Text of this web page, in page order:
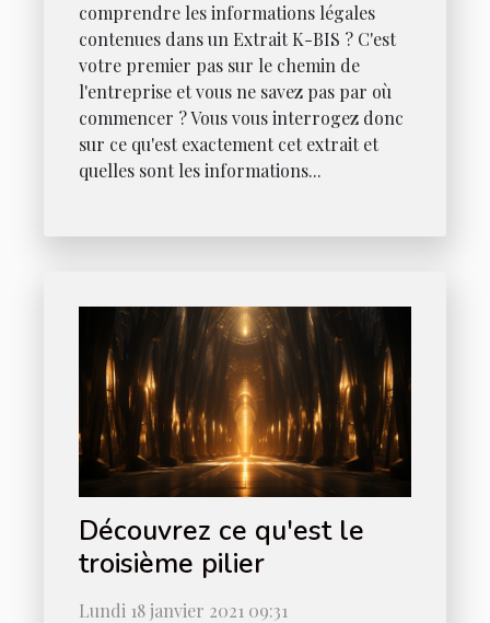
comprendre les informations légales
contenues dans un Extrait K-BIS ? C'est
votre premier pas sur le chemin de
l'entreprise et vous ne savez pas par où
commencer ? Vous vous interrogez donc
sur ce qu'est exactement cet extrait et
quelles sont les informations...
Découvrez ce qu'est le
troisième pilier
Lundi 18 janvier 2021 09:31